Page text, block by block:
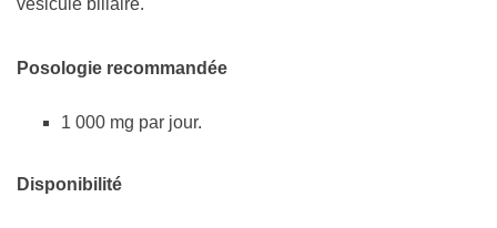
vésicule biliaire.
Posologie recommandée
1 000 mg par jour.
Disponibilité